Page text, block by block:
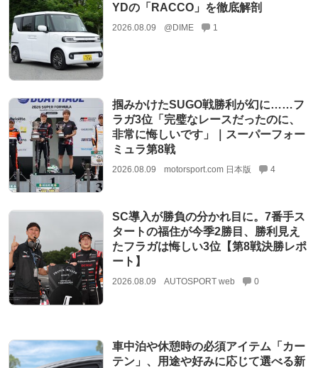
YDの「RACCO」を徹底解剖
2026.08.09 @DIME 1
掴みかけたSUGO戦勝利が幻に……フ
ラガ3位「完璧なレースだったのに、
非常に悔しいです」｜スーパーフォー
ミュラ第8戦
2026.08.09 motorsport.com 日本版 4
SC導入が勝負の分かれ目に。7番手ス
タートの福住が今季2勝目、勝利見え
たフラガは悔しい3位【第8戦決勝レポ
ート】
2026.08.09 AUTOSPORT web 0
車中泊や休憩時の必須アイテム「カー
テン」、用途や好みに応じて選べる新